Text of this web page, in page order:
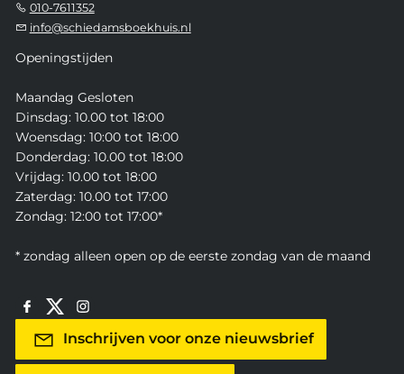
010-7611352
info@schiedamsboekhuis.nl
Openingstijden
Maandag Gesloten
Dinsdag: 10.00 tot 18:00
Woensdag: 10:00 tot 18:00
Donderdag: 10.00 tot 18:00
Vrijdag: 10.00 tot 18:00
Zaterdag: 10.00 tot 17:00
Zondag: 12:00 tot 17:00*
* zondag alleen open op de eerste zondag van de maand
Inschrijven voor onze nieuwsbrief